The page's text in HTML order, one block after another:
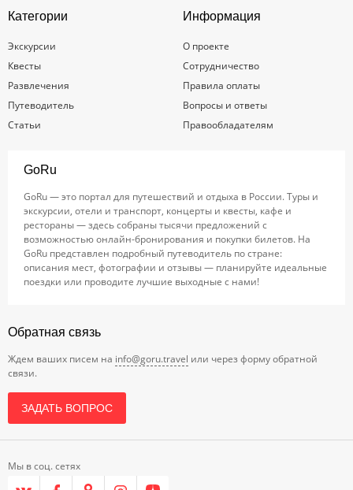
Категории
Экскурсии
Квесты
Развлечения
Путеводитель
Статьи
Информация
О проекте
Сотрудничество
Правила оплаты
Вопросы и ответы
Правообладателям
GoRu
GoRu — это портал для путешествий и отдыха в России. Туры и
экскурсии, отели и транспорт, концерты и квесты, кафе и
рестораны — здесь собраны тысячи предложений с
возможностью онлайн-бронирования и покупки билетов. На
GoRu представлен подробный путеводитель по стране:
описания мест, фотографии и отзывы — планируйте идеальные
поездки или проводите лучшие выходные с нами!
Обратная связь
Ждем ваших писем на info@goru.travel или через форму обратной
связи.
ЗАДАТЬ ВОПРОС
Мы в соц. сетях